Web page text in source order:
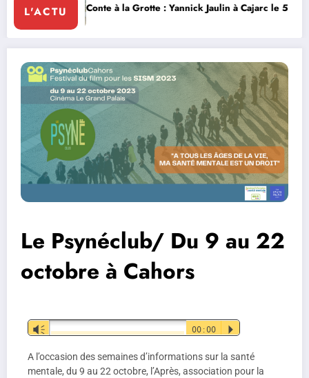
L'ACTU
Conte à la Grotte : Yannick Jaulin à Cajarc le 5 août L’art
Le Psynéclub/ Du 9 au 22
octobre à Cahors
Lecteur
audio
Vm 00:00 P
A l’occasion des semaines d’informations sur la santé
mentale, du 9 au 22 octobre, l’Après, association pour la